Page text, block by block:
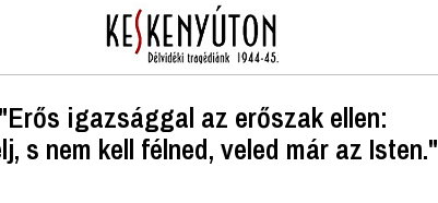
"Erős igazsággal az erőszak ellen:
s nem kell félned, veled már az Isten."